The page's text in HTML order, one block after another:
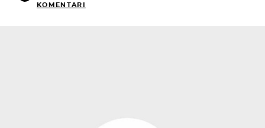
KOMENTARI